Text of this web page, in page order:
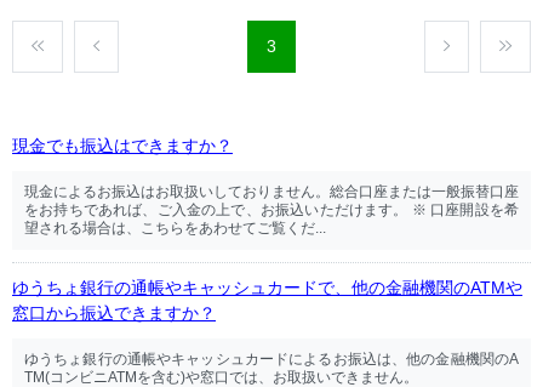
3
現金でも振込はできますか？
現金によるお振込はお取扱いしておりません。総合口座または一般振替口座
をお持ちであれば、ご入金の上で、お振込いただけます。 ※ 口座開設を希
望される場合は、こちらをあわせてご覧くだ...
ゆうちょ銀行の通帳やキャッシュカードで、他の金融機関のATMや
窓口から振込できますか？
ゆうちょ銀行の通帳やキャッシュカードによるお振込は、他の金融機関のA
TM(コンビニATMを含む)や窓口では、お取扱いできません。